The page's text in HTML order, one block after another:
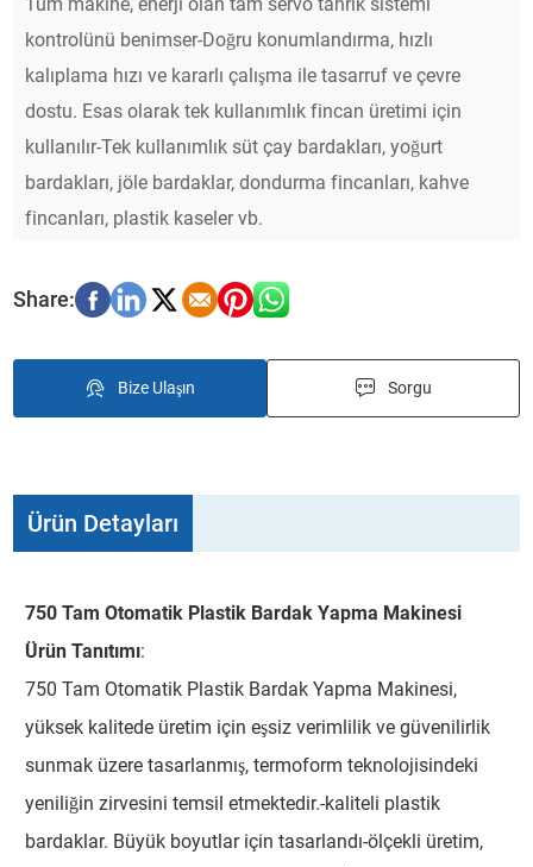
kontrolünü benimser-Doğru konumlandırma, hızlı
kalıplama hızı ve kararlı çalışma ile tasarruf ve çevre
dostu. Esas olarak tek kullanımlık fincan üretimi için
kullanılır-Tek kullanımlık süt çay bardakları, yoğurt
bardakları, jöle bardaklar, dondurma fincanları, kahve
fincanları, plastik kaseler vb.
Bize Ulaşın Sorgu
Ürün Detayları
750 Tam Otomatik Plastik Bardak Yapma Makinesi
Ürün Tanıtımı:
750 Tam Otomatik Plastik Bardak Yapma Makinesi,
yüksek kalitede üretim için eşsiz verimlilik ve güvenilirlik
sunmak üzere tasarlanmış, termoform teknolojisindeki
yeniliğin zirvesini temsil etmektedir.-kaliteli plastik
bardaklar. Büyük boyutlar için tasarlandı-ölçekli üretim,